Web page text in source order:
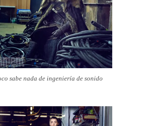
sabe nada de ingeniería de sonido